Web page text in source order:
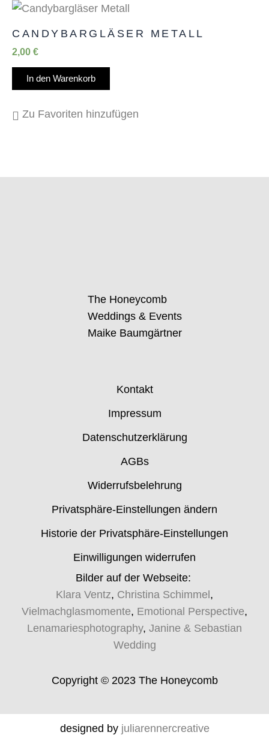
CANDYBARGLÄSER METALL
2,00 €
In den Warenkorb
Zu Favoriten hinzufügen
The Honeycomb
Weddings & Events
Maike Baumgärtner
Kontakt
Impressum
Datenschutzerklärung
AGBs
Widerrufsbelehrung
Privatsphäre-Einstellungen ändern
Historie der Privatsphäre-Einstellungen
Einwilligungen widerrufen
Bilder auf der Webseite:
Klara Ventz, Christina Schimmel,
Vielmachglasmomente, Emotional Perspective,
Lenamariesphotography, Janine & Sebastian
Wedding
Copyright © 2023 The Honeycomb
designed by juliarennercreative